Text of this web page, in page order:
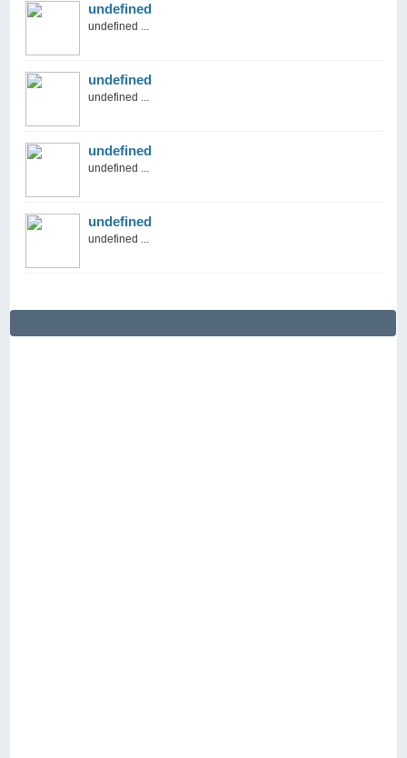
undefined
undefined ...
undefined
undefined ...
undefined
undefined ...
undefined
undefined ...